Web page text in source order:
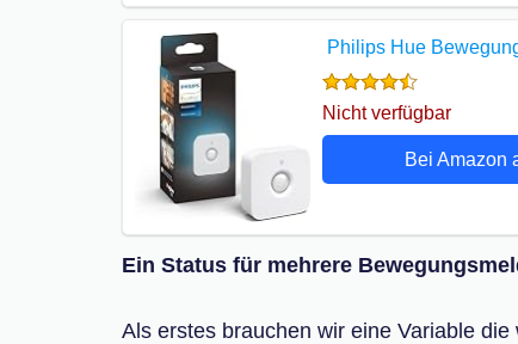
Philips Hue
Nicht verfügbar
Bei Amazon
Ein Status für mehrere
Als erstes brauchen wir eine Variable